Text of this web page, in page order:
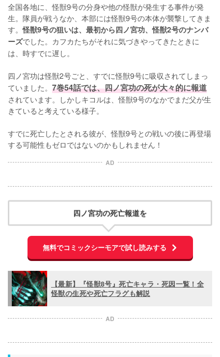
全国各地に、怪獣9号の分身や他の怪獣が発生する事件が発
生。隊員が戦うなか、本部には怪獣9号の本体が襲撃してきま
す。怪獣9号の狙いは、最初から四ノ宮功、怪獣2号のナンバ
ーズでした。カフカたちがそれに気づきやってきたときに
は、時すでに遅し。
四ノ宮功は怪獣2号ごと、すでに怪獣9号に吸収されてしまっ
ていました。 7巻54話では、四ノ宮功の死が大々的に報道
されています。しかしキコルは、怪獣9号のなかでまだ父が生
きていると考えている様子。
すでに死亡したとされる彼が、怪獣9号との戦いの後に再登場
する可能性もゼロではないのかもしれません！
AD
四ノ宮功の死亡報道を
無料でコミックシーモアで試し読みする
【最新】『怪獣8号』死亡キャラ・死因一覧！全
怪獣の生死や死亡フラグも解説
AD